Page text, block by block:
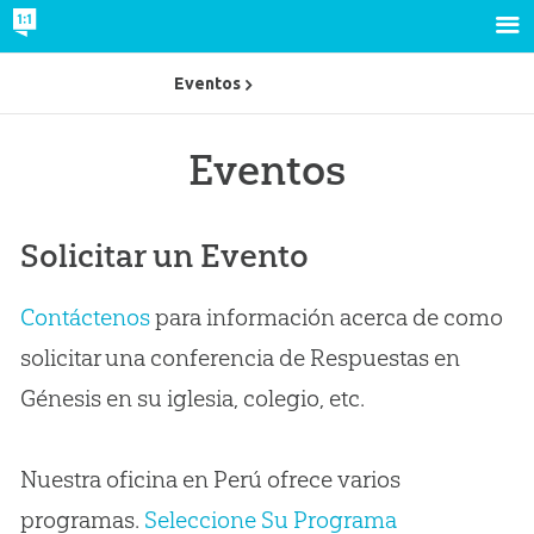
Eventos
Solicitar un Evento
Contáctenospara información acerca de como
solicitar una conferencia de Respuestas en
Génesis en su iglesia, colegio, etc.
Nuestra oficina en Perú ofrece varios
programas. Seleccione Su Programa
Eventos